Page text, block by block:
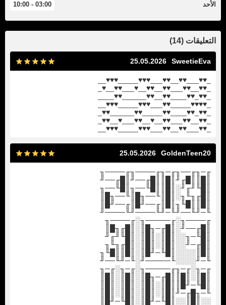
الأحد 03:00 - 10:00
التعليقات (14)
SweetieEva
25.05.2026
_♥♥___♥♥__♥♥___♥♥♥_____♥♥♥__
_♥♥__♥♥___♥♥__♥♥__♥___♥♥__♥_
_♥♥_♥♥____♥♥__♥♥______♥♥____
_♥♥♥♥_____♥♥___♥♥♥_____♥♥♥__
_♥♥_♥♥____♥♥_____♥♥______♥♥_
_♥♥__♥♥___♥♥__♥__♥♥___♥__♥♥_
_♥♥___♥♥__♥♥___♥♥♥_____♥♥♥__
GoldenTeen20
25.05.2026
╓─╖╓──╖╓─╖╓────╖╓────╖
║█║║█╓╜║█║║█╓──╜║█╓──╜
║█╙╜╓╜░║█║║█╙──╖║█╙──╖
║█╓╖╙╖░║█║╙──╖█║╙──╖█║
║█║║█╙╖║█║╓──╜█║╓──╜█║
╙─╜╙──╜╙─╜╙────╜╙────╜
╓────╖░╓─────╖░╓────╖
║█╓──╜░║█╓─╖█║░║█╓╖█║
║█╙─╖░░║█║░║█║░║█╙╜╓╜
║█╓─╜░░║█║░║█║░║█╓╖╙╖
║█║░░░░║█╙─╜█║░║█║║█╙╖
╙─╜░░░░╙─────╜░╙─╜╙──╜
╓─╖░╓─╖╓─────╖░╓─╖░╓─╖
║█║░║█║║█╓─╖█║░║█║░║█║
║█╙─╜█║║█║░║█║░║█║░║█║
╙─╖█╓─╜║█║░║█║░║█║░║█║
░░║█║░░║█╙─╜█║░║█╙─╜█║